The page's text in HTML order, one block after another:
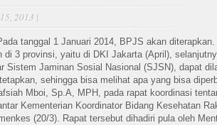
2013 |
tanggal 1 Januari 2014, BPJS akan
di 3 provinsi, yaitu di DKI Jakarta (April),
Sistem Jaminan Sosial Nasional (SJSN), dapat
sehingga bisa melihat apa yang bisa
Mboi, Sp.A, MPH, pada rapat koordinasi
Kementerian Koordinator Bidang Kesehatan
(20/3). Rapat tersebut dihadiri pula oleh